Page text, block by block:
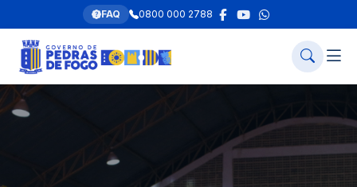
FAQ 0800 000 2788